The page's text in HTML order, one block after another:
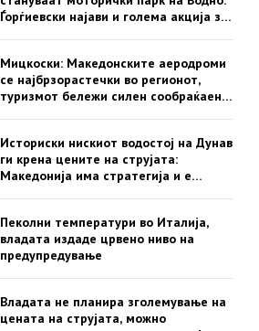
Ѓорѓиевски најави и голема акција за
Мицкоски: Македонските аеродроми
се најбрзорастечки во регионот,
туризмот бележи силен сообраќаен
Историски нискиот водостој на Дунав
ги крена цените на струјата:
Македонија има стратегија и е
Пеколни температури во Италија,
владата издаде црвено ниво на
предупредување
Владата не планира зголемување на
цената на струјата, можно